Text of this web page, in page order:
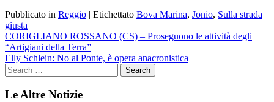
Pubblicato in Reggio | Etichettato Bova Marina, Jonio, Sulla strada
giusta
Navigazione
articoli
CORIGLIANO ROSSANO (CS) – Proseguono le attività degli
“Artigiani della Terra”
Elly Schlein: No al Ponte, è opera anacronistica
Le Altre Notizie